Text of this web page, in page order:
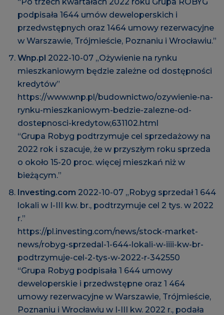
podpisała 1644 umów deweloperskich i
przedwstępnych oraz 1464 umowy rezerwacyjne
w Warszawie, Trójmieście, Poznaniu i Wrocławiu.”
Wnp.pl 2022-10-07 „Ożywienie na rynku
mieszkaniowym będzie zależne od dostępności
kredytów”
https://www.wnp.pl/budownictwo/ozywienie-na-
rynku-mieszkaniowym-bedzie-zalezne-od-
dostepnosci-kredytow,631102.html
“Grupa Robyg podtrzymuje cel sprzedażowy na
2022 rok i szacuje, że w przyszłym roku sprzeda
o około 15-20 proc. więcej mieszkań niż w
bieżącym.”
Investing.com 2022-10-07 „Robyg sprzedał 1 644
lokali w I-III kw. br., podtrzymuje cel 2 tys. w 2022
r.”
https://pl.investing.com/news/stock-market-
news/robyg-sprzedal-1-644-lokali-w-iiii-kw-br-
podtrzymuje-cel-2-tys-w-2022-r-342550
“Grupa Robyg podpisała 1 644 umowy
deweloperskie i przedwstępne oraz 1 464
umowy rezerwacyjne w Warszawie, Trójmieście,
Poznaniu i Wrocławiu w I-III kw. 2022 r., podała